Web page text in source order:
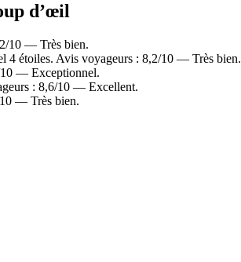
d’œil
10 — Très bien.
étoiles. Avis voyageurs : 8,2/10 — Très bien.
— Exceptionnel.
: 8,6/10 — Excellent.
— Très bien.